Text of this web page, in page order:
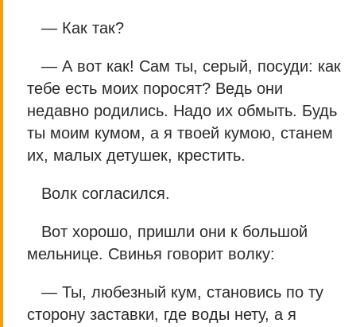
— Как так?
— А вот как! Сам ты, серый, посуди: как
тебе есть моих поросят? Ведь они
недавно родились. Надо их обмыть. Будь
ты моим кумом, а я твоей кумою, станем
их, малых детушек, крестить.
Волк согласился.
Вот хорошо, пришли они к большой
мельнице. Свинья говорит волку:
— Ты, любезный кум, становись по ту
сторону заставки, где воды нету, а я